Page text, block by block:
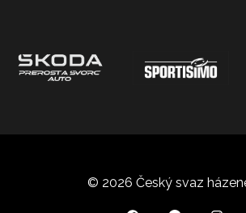
© 2026 Český svaz